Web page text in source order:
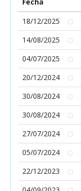
18/12/2025
14/08/2025
04/07/2025
20/12/2024
30/08/2024
30/08/2024
27/07/2024
05/07/2024
22/12/2023